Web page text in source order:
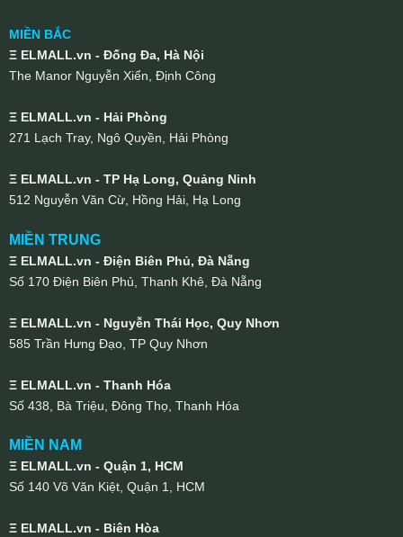
MIỀN BẮC
Ξ ELMALL.vn - Đống Đa, Hà Nội
The Manor Nguyễn Xiển, Định Công
Ξ ELMALL.vn - Hải Phòng
271 Lạch Tray, Ngô Quyền, Hải Phòng
Ξ ELMALL.vn - TP Hạ Long, Quảng Ninh
512 Nguyễn Văn Cừ, Hồng Hải, Hạ Long
MIỀN TRUNG
Ξ ELMALL.vn - Điện Biên Phủ, Đà Nẵng
Số 170 Điện Biên Phủ, Thanh Khê, Đà Nẵng
Ξ ELMALL.vn - Nguyễn Thái Học, Quy Nhơn
585 Trần Hưng Đạo, TP Quy Nhơn
Ξ ELMALL.vn - Thanh Hóa
Số 438, Bà Triệu, Đông Thọ, Thanh Hóa
MIỀN NAM
Ξ ELMALL.vn - Quận 1, HCM
Số 140 Võ Văn Kiệt, Quận 1, HCM
Ξ ELMALL.vn - Biên Hòa